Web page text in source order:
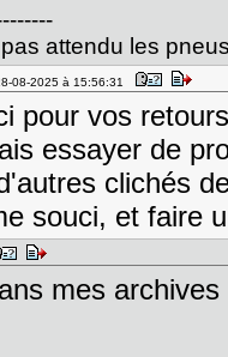
attendu les
08-2025 à 15:56:31
pour vos
essayer de
clichés
souci, et faire
mes